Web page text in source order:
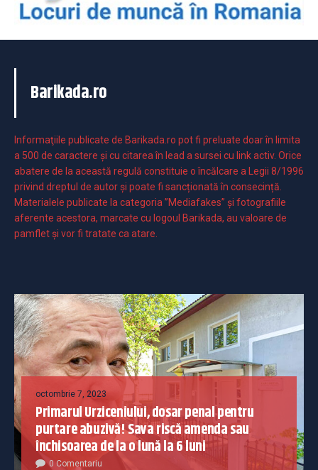
Barikada.ro
Informaţiile publicate de Barikada.ro pot fi preluate doar în limita
a 500 de caractere şi cu citarea în lead a sursei cu link activ. Orice
abatere de la această regulă constituie o încălcare a Legii 8/1996
privind dreptul de autor și poate fi sancționată în consecință.
Materialele publicate la categoria ”Mediafakes” și fotografiile
aferente acestora, marcate cu logoul Barikada, au valoare de
pamflet și vor fi tratate ca atare.
octombrie 7, 2023
Primarul Urziceniului, dosar penal pentru
purtare abuzivă! Sava riscă amenda sau
închisoarea de la o lună la 6 luni
0 Comentariu